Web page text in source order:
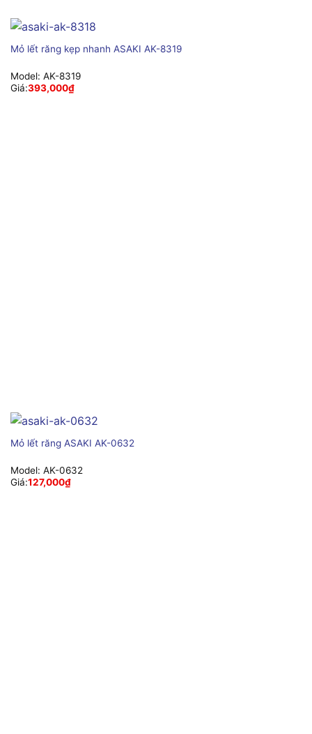
Mỏ lết răng kẹp nhanh ASAKI AK-8319
Model: AK-8319
Giá:393,000₫
Mỏ lết răng ASAKI AK-0632
Model: AK-0632
Giá:127,000₫